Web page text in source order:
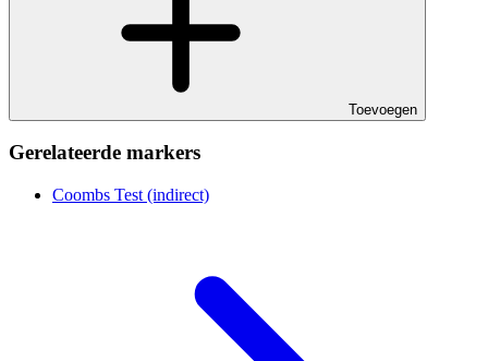
Toevoegen
Gerelateerde markers
Coombs Test (indirect)